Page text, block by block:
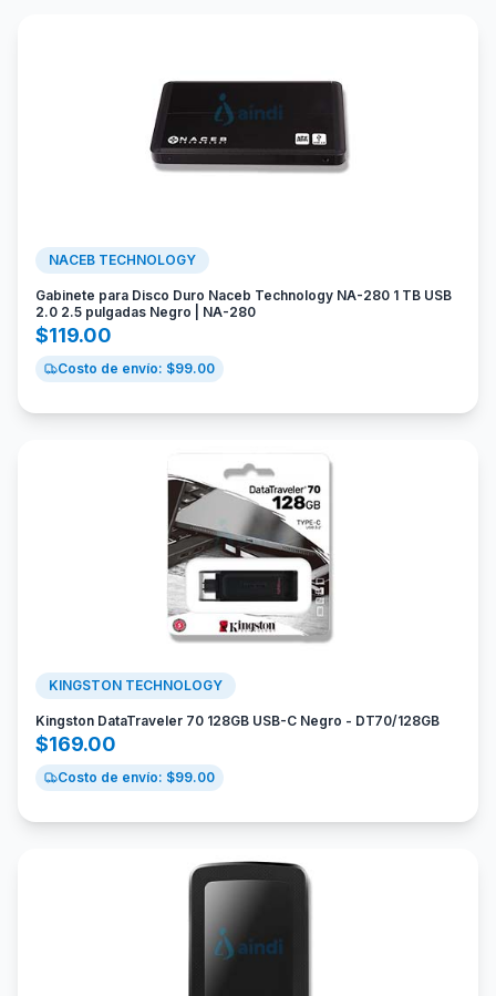
NACEB TECHNOLOGY
Gabinete para Disco Duro Naceb Technology NA-280 1 TB USB
2.0 2.5 pulgadas Negro | NA-280
$119.00
Costo de envío: $99.00
KINGSTON TECHNOLOGY
Kingston DataTraveler 70 128GB USB-C Negro - DT70/128GB
$169.00
Costo de envío: $99.00